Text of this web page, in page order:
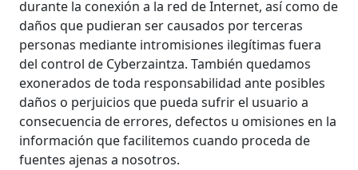
durante la conexión a la red de Internet, así como de
daños que pudieran ser causados por terceras
personas mediante intromisiones ilegítimas fuera
del control de Cyberzaintza. También quedamos
exonerados de toda responsabilidad ante posibles
daños o perjuicios que pueda sufrir el usuario a
consecuencia de errores, defectos u omisiones en la
información que facilitemos cuando proceda de
fuentes ajenas a nosotros.